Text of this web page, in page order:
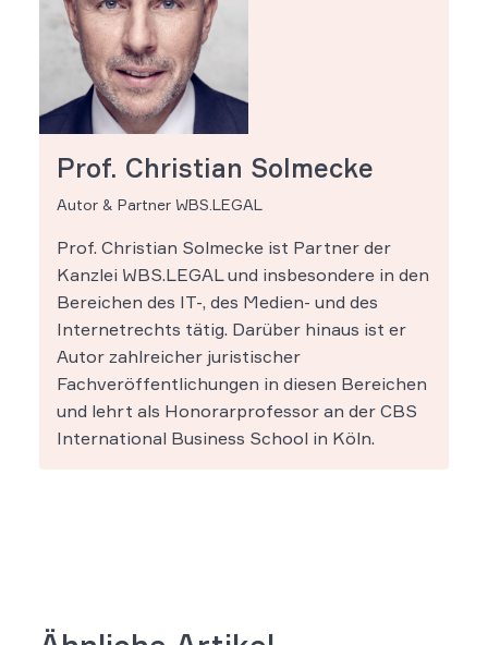
Prof. Christian Solmecke
Autor & Partner WBS.LEGAL
Prof. Christian Solmecke ist Partner der
Kanzlei WBS.LEGAL und insbesondere in den
Bereichen des IT-, des Medien- und des
Internetrechts tätig. Darüber hinaus ist er
Autor zahlreicher juristischer
Fachveröffentlichungen in diesen Bereichen
und lehrt als Honorarprofessor an der CBS
International Business School in Köln.